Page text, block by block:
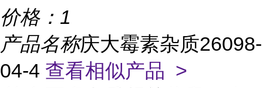
价格： 1
产品名称庆大霉素杂质26098-
04-4 查看相似产品 >